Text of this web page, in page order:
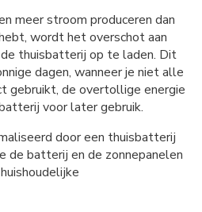
meer stroom produceren dan
wordt het overschot aan
thuisbatterij op te laden. Dit
dagen, wanneer je niet alle
gebruikt, de overtollige energie
voor later gebruik.
door een thuisbatterij
de batterij en de zonnepanelen